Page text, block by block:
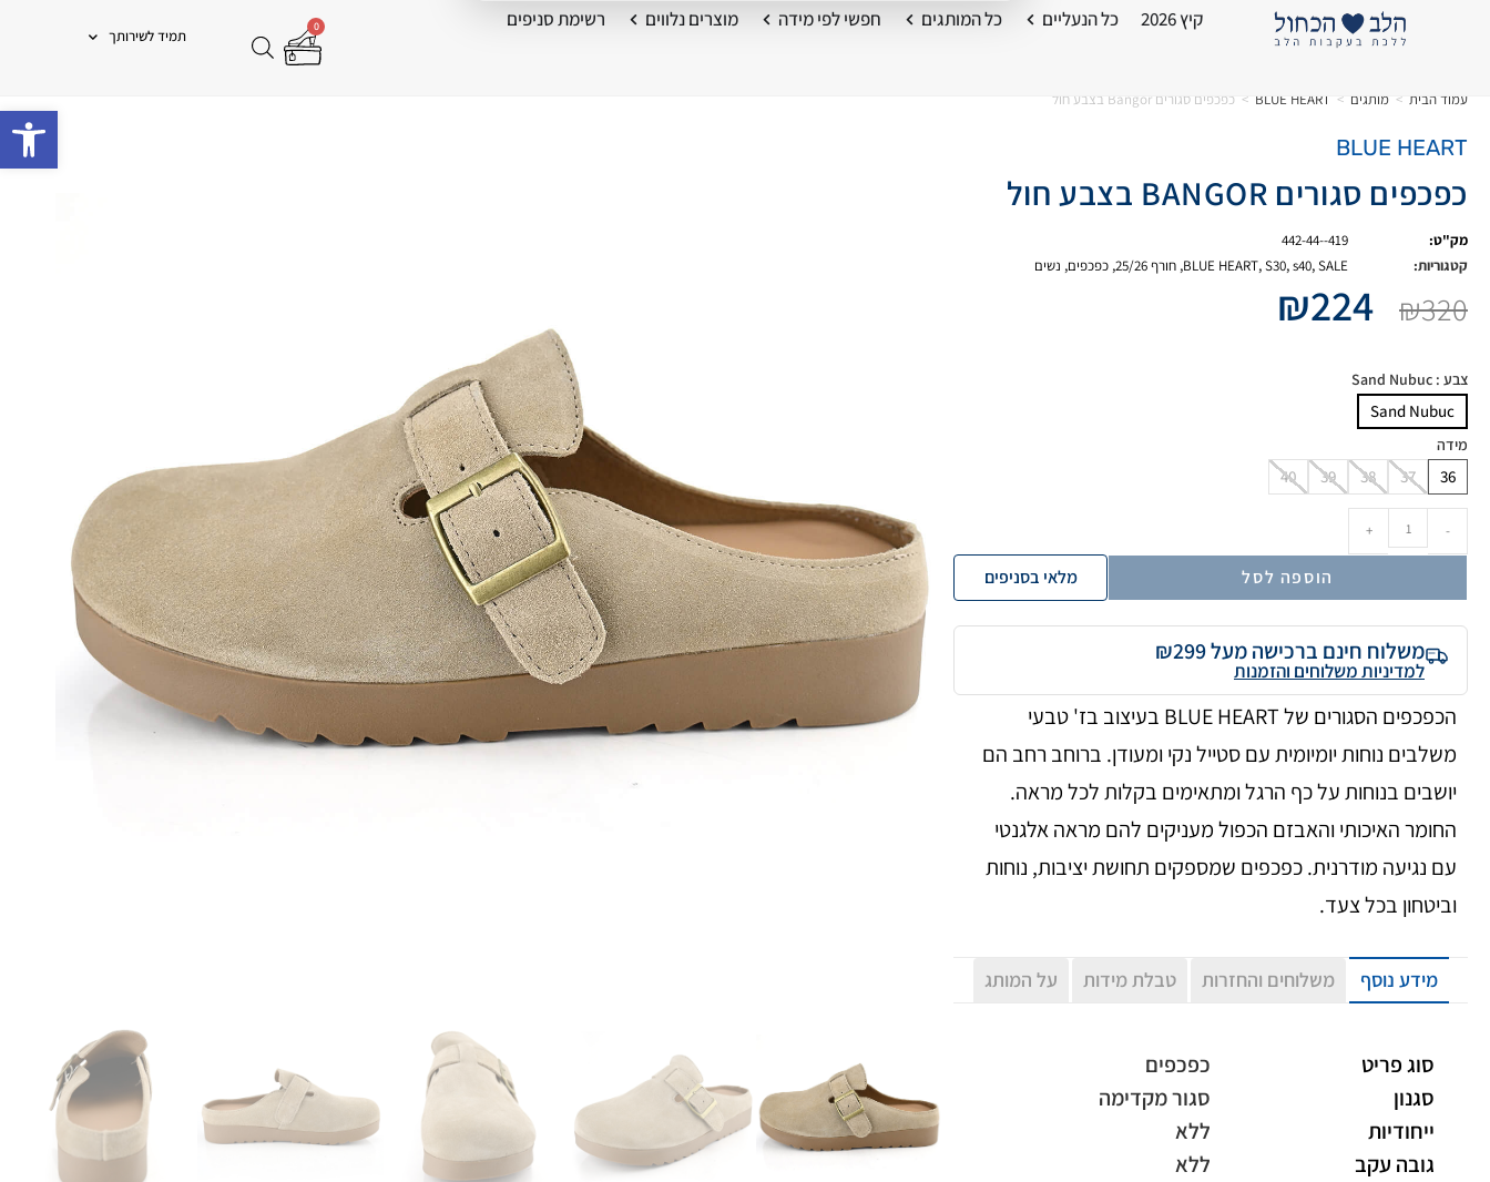
קיץ 2026 כל הנעליים כל המותגים חפשי לפי מידה מוצרים נלווים רשימת סניפים 0
תמיד לשירותך
עמוד הבית > מותגים >
BLUE HEART
> כפכפים סגורים Bangor בצבע חול
BLUE HEART
כפכפים סגורים BANGOR בצבע חול
מק"ט:
442-44--419
קטגוריות:
BLUE HEART,S30,s40,SALE
, חורף 25/26 , כפכפים, נשים
₪320
₪224
צבע : Sand Nubuc
Sand Nubuc
מידה
36
37
38
39
40
-
+
הוספה לסל מלאי בסניפים
משלוח חינם ברכישה מעל ₪299
למדיניות משלוחים והזמנות
הכפכפים הסגורים של BLUE HEART בעיצוב בז' טבעי
משלבים נוחות יומיומית עם סטייל נקי ומעודן. ברוחב רחב הם
יושבים בנוחות על כף הרגל ומתאימים בקלות לכל מראה.
החומר האיכותי והאבזם הכפול מעניקים להם מראה אלגנטי
עם נגיעה מודרנית. כפכפים שמספקים תחושת יציבות, נוחות
וביטחון בכל צעד.
מידע נוסף משלוחים והחזרות טבלת מידות על המותג
סוג פריט
כפכפים
סגנון
סגור מקדימה
ייחודיות
ללא
גובה עקב
ללא